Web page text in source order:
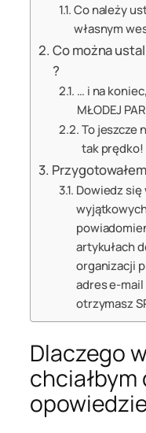
Co należy
własnym
Co można
?
… i na
MŁODEJ
To jeszcze
tak prędko!
Dowiedz
artykułach
organizacji
adres e-mail
otrzymasz
Dlaczego
chciałbym